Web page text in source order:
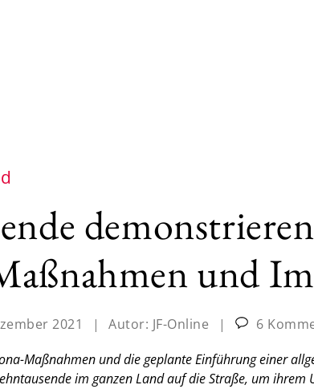
und
2021 | Autor: JF-Online |
6
Maßnahmen und die geplante Einführung einer
im ganzen Land auf die Straße, um ihrem